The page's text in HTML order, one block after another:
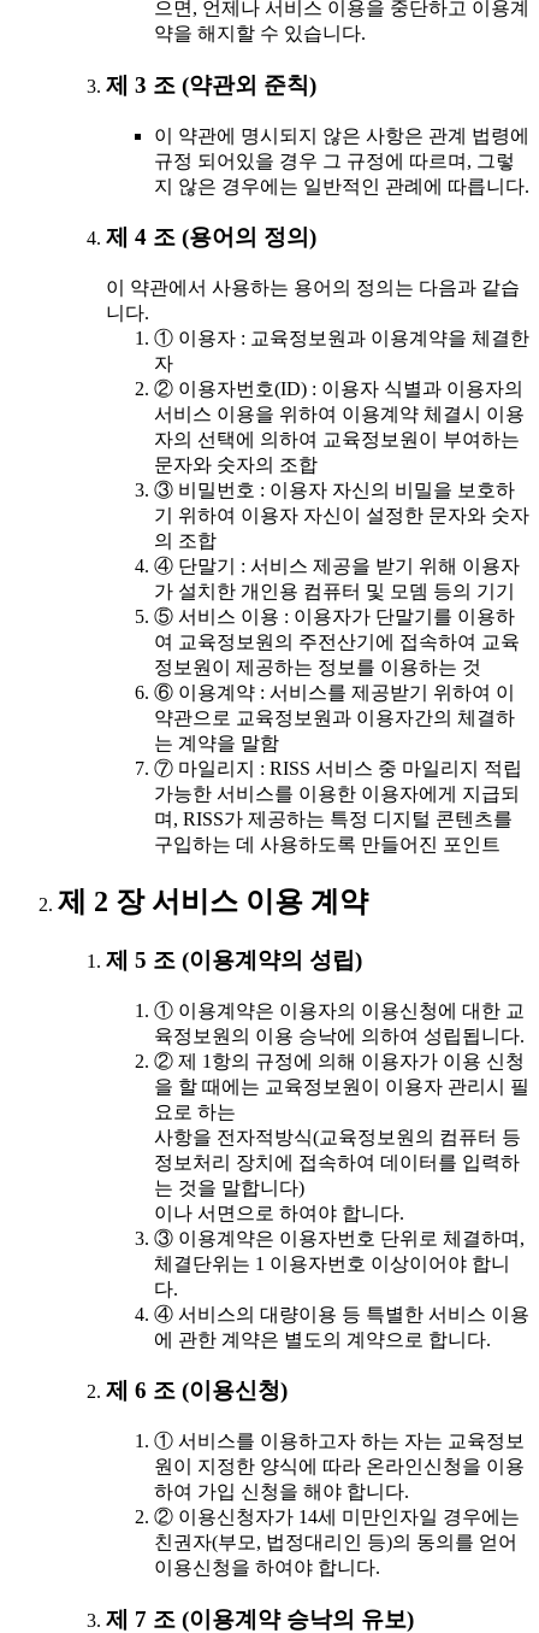
으면, 언제나 서비스 이용을 중단하고 이용계
약을 해지할 수 있습니다.
제 3 조 (약관외 준칙)
이 약관에 명시되지 않은 사항은 관계 법령에
규정 되어있을 경우 그 규정에 따르며, 그렇
지 않은 경우에는 일반적인 관례에 따릅니다.
제 4 조 (용어의 정의)
이 약관에서 사용하는 용어의 정의는 다음과 같습
니다.
① 이용자 : 교육정보원과 이용계약을 체결한
자
② 이용자번호(ID) : 이용자 식별과 이용자의
서비스 이용을 위하여 이용계약 체결시 이용
자의 선택에 의하여 교육정보원이 부여하는
문자와 숫자의 조합
③ 비밀번호 : 이용자 자신의 비밀을 보호하
기 위하여 이용자 자신이 설정한 문자와 숫자
의 조합
④ 단말기 : 서비스 제공을 받기 위해 이용자
가 설치한 개인용 컴퓨터 및 모뎀 등의 기기
⑤ 서비스 이용 : 이용자가 단말기를 이용하
여 교육정보원의 주전산기에 접속하여 교육
정보원이 제공하는 정보를 이용하는 것
⑥ 이용계약 : 서비스를 제공받기 위하여 이
약관으로 교육정보원과 이용자간의 체결하
는 계약을 말함
⑦ 마일리지 : RISS 서비스 중 마일리지 적립
가능한 서비스를 이용한 이용자에게 지급되
며, RISS가 제공하는 특정 디지털 콘텐츠를
구입하는 데 사용하도록 만들어진 포인트
제 2 장 서비스 이용 계약
제 5 조 (이용계약의 성립)
① 이용계약은 이용자의 이용신청에 대한 교
육정보원의 이용 승낙에 의하여 성립됩니다.
② 제 1항의 규정에 의해 이용자가 이용 신청
을 할 때에는 교육정보원이 이용자 관리시 필
요로 하는
사항을 전자적방식(교육정보원의 컴퓨터 등
정보처리 장치에 접속하여 데이터를 입력하
는 것을 말합니다)
이나 서면으로 하여야 합니다.
③ 이용계약은 이용자번호 단위로 체결하며,
체결단위는 1 이용자번호 이상이어야 합니
다.
④ 서비스의 대량이용 등 특별한 서비스 이용
에 관한 계약은 별도의 계약으로 합니다.
제 6 조 (이용신청)
① 서비스를 이용하고자 하는 자는 교육정보
원이 지정한 양식에 따라 온라인신청을 이용
하여 가입 신청을 해야 합니다.
② 이용신청자가 14세 미만인자일 경우에는
친권자(부모, 법정대리인 등)의 동의를 얻어
이용신청을 하여야 합니다.
제 7 조 (이용계약 승낙의 유보)